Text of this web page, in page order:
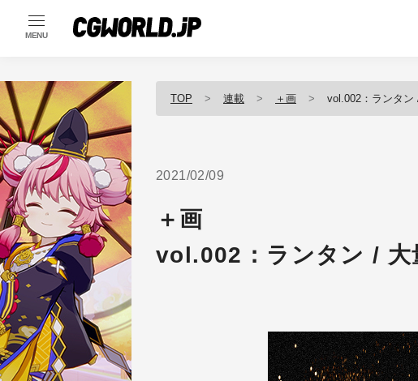
MENU
TOP 連載 ＋画 vol.002：ランタン
2021/02/09
＋画
vol.002：ランタン / 大